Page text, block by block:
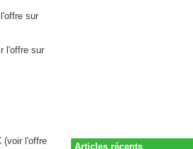
sur
l'offre sur
(voir l'offre
Articles récents